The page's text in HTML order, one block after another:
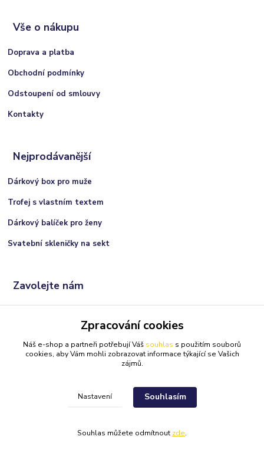
Vše o nákupu
Doprava a platba
Obchodní podmínky
Odstoupení od smlouvy
Kontakty
Nejprodávanější
Dárkový box pro muže
Trofej s vlastním textem
Dárkový balíček pro ženy
Svatební skleničky na sekt
Zavolejte nám
(Po-Ne, 9:00 - 21:00 hod.)
info@darkolandia.cz
Darkolandia.czOriginální dárky Webdesign
Zpracování cookies
Náš e-shop a partneři potřebují Váš souhlas s použitím souborů
cookies, aby Vám mohli zobrazovat informace týkající se Vašich
zájmů.
Nastavení Souhlasím
Souhlas můžete odmítnout zde.